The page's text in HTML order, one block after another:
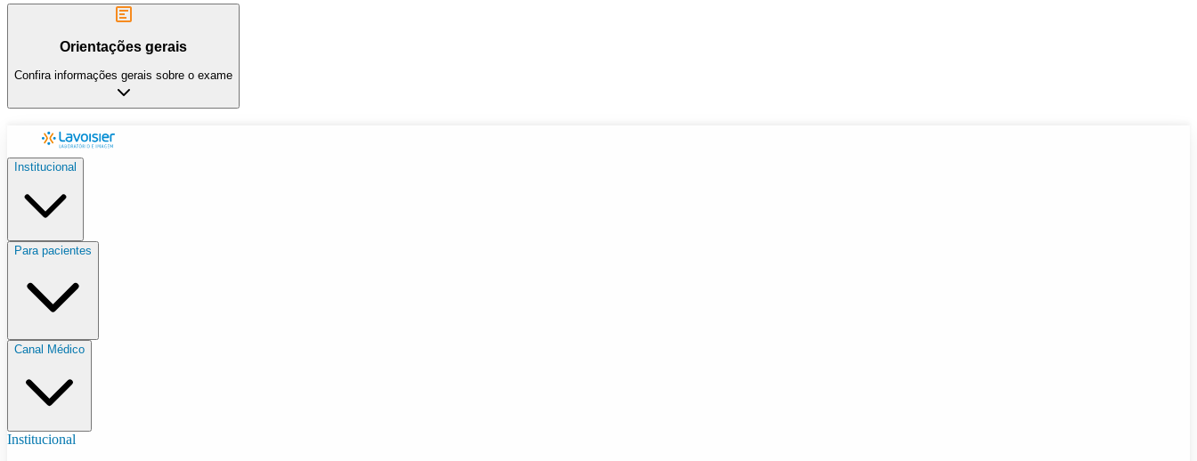
Orientações gerais
Confira informações gerais sobre o exame
Institucional
Para pacientes
Canal Médico
Institucional